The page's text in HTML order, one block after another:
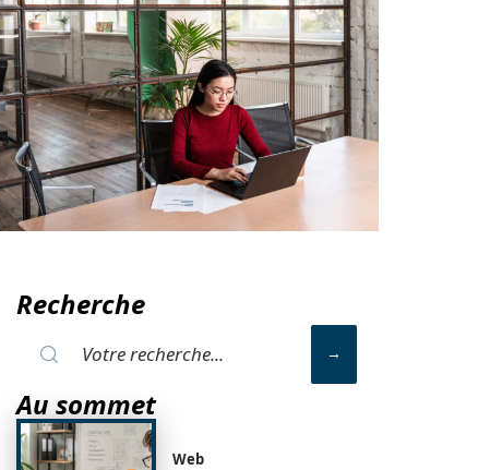
Recherche
Au sommet
Web